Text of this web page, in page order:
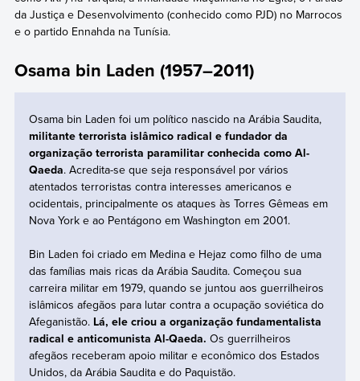
da Justiça e Desenvolvimento (conhecido como PJD) no Marrocos
e o partido Ennahda na Tunísia.
Osama bin Laden (1957–2011)
Osama bin Laden foi um político nascido na Arábia Saudita,
militante terrorista islâmico radical e fundador da
organização terrorista paramilitar conhecida como Al-
Qaeda. Acredita-se que seja responsável por vários
atentados terroristas contra interesses americanos e
ocidentais, principalmente os ataques às Torres Gêmeas em
Nova York e ao Pentágono em Washington em 2001.
Bin Laden foi criado em Medina e Hejaz como filho de uma
das famílias mais ricas da Arábia Saudita. Começou sua
carreira militar em 1979, quando se juntou aos guerrilheiros
islâmicos afegãos para lutar contra a ocupação soviética do
Afeganistão. Lá, ele criou a organização fundamentalista
radical e anticomunista Al-Qaeda. Os guerrilheiros
afegãos receberam apoio militar e econômico dos Estados
Unidos, da Arábia Saudita e do Paquistão.